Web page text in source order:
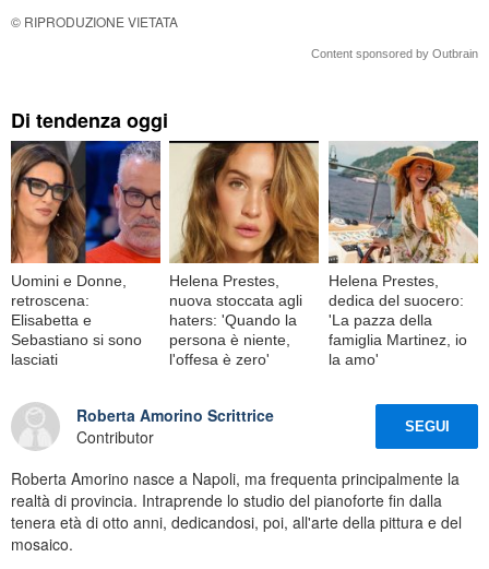
© RIPRODUZIONE VIETATA
Content sponsored by Outbrain
Di tendenza oggi
Uomini e Donne,
retroscena:
Elisabetta e
Sebastiano si sono
lasciati
Helena Prestes,
nuova stoccata agli
haters: 'Quando la
persona è niente,
l'offesa è zero'
Helena Prestes,
dedica del suocero:
'La pazza della
famiglia Martinez, io
la amo'
Roberta Amorino Scrittrice
Contributor
SEGUI
Roberta Amorino nasce a Napoli, ma frequenta principalmente la
realtà di provincia. Intraprende lo studio del pianoforte fin dalla
tenera età di otto anni, dedicandosi, poi, all'arte della pittura e del
mosaico.